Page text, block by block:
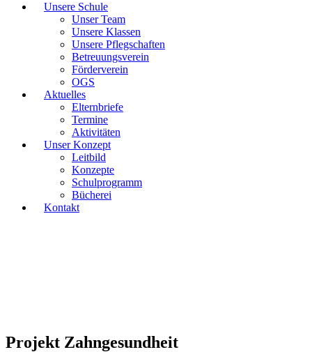
Unsere Schule
Unser Team
Unsere Klassen
Unsere Pflegschaften
Betreuungsverein
Förderverein
OGS
Aktuelles
Elternbriefe
Termine
Aktivitäten
Unser Konzept
Leitbild
Konzepte
Schulprogramm
Bücherei
Kontakt
Projekt Zahngesundheit